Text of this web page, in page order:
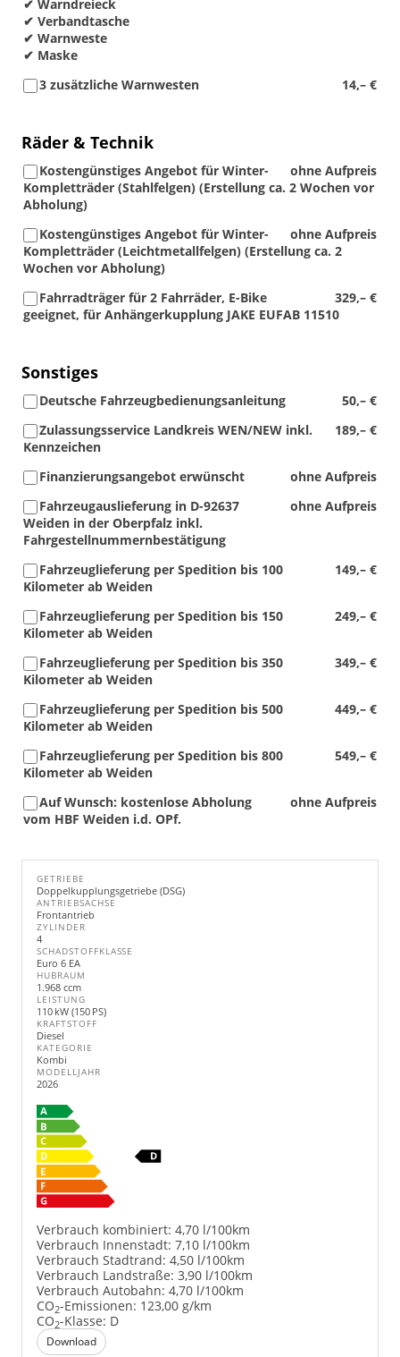
✔ Warndreieck
✔ Verbandtasche
✔ Warnweste
✔ Maske
14,– €
3 zusätzliche Warnwesten
Räder & Technik
ohne Aufpreis
Kostengünstiges Angebot für Winter-
Kompletträder (Stahlfelgen) (Erstellung ca. 2 Wochen vor
Abholung)
ohne Aufpreis
Kostengünstiges Angebot für Winter-
Kompletträder (Leichtmetallfelgen) (Erstellung ca. 2
Wochen vor Abholung)
329,– €
Fahrradträger für 2 Fahrräder, E-Bike
geeignet, für Anhängerkupplung JAKE EUFAB 11510
Sonstiges
50,– €
Deutsche Fahrzeugbedienungsanleitung
189,– €
Zulassungsservice Landkreis WEN/NEW inkl.
Kennzeichen
ohne Aufpreis
Finanzierungsangebot erwünscht
ohne Aufpreis
Fahrzeugauslieferung in D-92637
Weiden in der Oberpfalz inkl.
Fahrgestellnummernbestätigung
149,– €
Fahrzeuglieferung per Spedition bis 100
Kilometer ab Weiden
249,– €
Fahrzeuglieferung per Spedition bis 150
Kilometer ab Weiden
349,– €
Fahrzeuglieferung per Spedition bis 350
Kilometer ab Weiden
449,– €
Fahrzeuglieferung per Spedition bis 500
Kilometer ab Weiden
549,– €
Fahrzeuglieferung per Spedition bis 800
Kilometer ab Weiden
ohne Aufpreis
Auf Wunsch: kostenlose Abholung
vom HBF Weiden i.d. OPf.
GETRIEBE
Doppelkupplungsgetriebe (DSG)
ANTRIEBSACHSE
Frontantrieb
ZYLINDER
4
SCHADSTOFFKLASSE
Euro 6 EA
HUBRAUM
1.968 ccm
LEISTUNG
110 kW (150 PS)
KRAFTSTOFF
Diesel
KATEGORIE
Kombi
MODELLJAHR
2026
Verbrauch kombiniert: 4,70 l/100km
Verbrauch Innenstadt: 7,10 l/100km
Verbrauch Stadtrand: 4,50 l/100km
Verbrauch Landstraße: 3,90 l/100km
Verbrauch Autobahn: 4,70 l/100km
CO2-Emissionen: 123,00 g/km
CO2-Klasse: D
Download